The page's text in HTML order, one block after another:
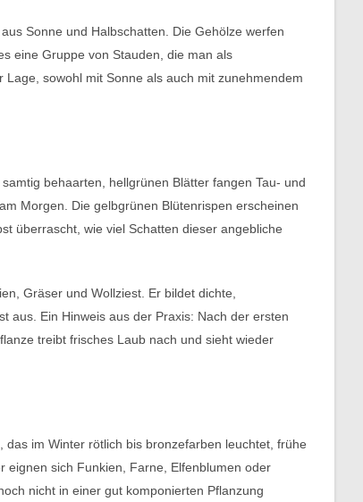
Sonne und Halbschatten. Die Gehölze werfen
eine Gruppe von Stauden, die man als
sowohl mit Sonne als auch mit zunehmendem
behaarten, hellgrünen Blätter fangen Tau- und
Morgen. Die gelbgrünen Blütenrispen erscheinen
überrascht, wie viel Schatten dieser angebliche
Gräser und Wollziest. Er bildet dichte,
aus. Ein Hinweis aus der Praxis: Nach der ersten
treibt frisches Laub nach und sieht wieder
im Winter rötlich bis bronzefarben leuchtet, frühe
eignen sich Funkien, Farne, Elfenblumen oder
nicht in einer gut komponierten Pflanzung